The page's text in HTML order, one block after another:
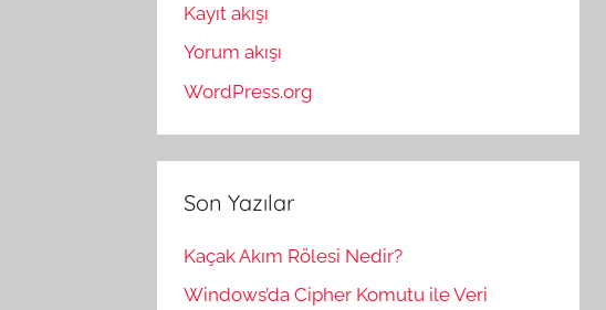
Kayıt akışı
Yorum akışı
WordPress.org
Son Yazılar
Kaçak Akım Rölesi Nedir?
Windows’da Cipher Komutu ile Veri